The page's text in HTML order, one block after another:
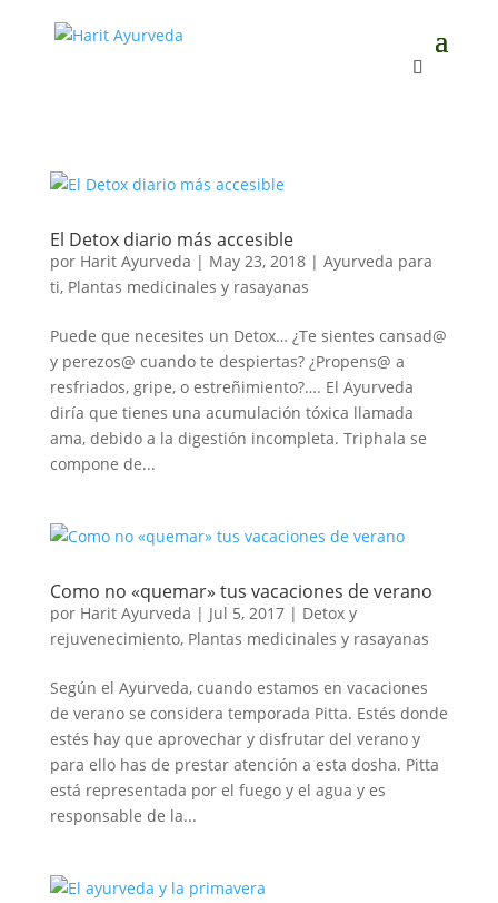
El Detox diario más accesible
por Harit Ayurveda | May 23, 2018| Ayurveda para
ti, Plantas medicinales y rasayanas
Puede que necesites un Detox… ¿Te sientes cansad@
y perezos@ cuando te despiertas? ¿Propens@ a
resfriados, gripe, o estreñimiento?…. El Ayurveda
diría que tienes una acumulación tóxica llamada
ama, debido a la digestión incompleta. Triphala se
compone de...
Como no «quemar» tus vacaciones de verano
por Harit Ayurveda | Jul 5, 2017| Detox y
rejuvenecimiento, Plantas medicinales y rasayanas
Según el Ayurveda, cuando estamos en vacaciones
de verano se considera temporada Pitta. Estés donde
estés hay que aprovechar y disfrutar del verano y
para ello has de prestar atención a esta dosha. Pitta
está representada por el fuego y el agua y es
responsable de la...